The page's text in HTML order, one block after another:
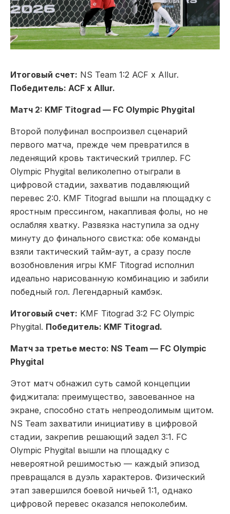
Итоговый счет: NS Team 1:2 ACF x Allur.
Победитель: ACF x Allur.
Матч 2: KMF Titograd — FC Olympic Phygital
Второй полуфинал воспроизвел сценарий
первого матча, прежде чем превратился в
леденящий кровь тактический триллер. FC
Olympic Phygital великолепно отыграли в
цифровой стадии, захватив подавляющий
перевес 2:0. KMF Titograd вышли на площадку с
яростным прессингом, накапливая фолы, но не
ослабляя хватку. Развязка наступила за одну
минуту до финального свистка: обе команды
взяли тактический тайм-аут, а сразу после
возобновления игры KMF Titograd исполнил
идеально нарисованную комбинацию и забили
победный гол. Легендарный камбэк.
Итоговый счет: KMF Titograd 3:2 FC Olympic
Phygital. Победитель: KMF Titograd.
Матч за третье место: NS Team — FC Olympic
Phygital
Этот матч обнажил суть самой концепции
фиджитала: преимущество, завоеванное на
экране, способно стать непреодолимым щитом.
NS Team захватили инициативу в цифровой
стадии, закрепив решающий задел 3:1. FC
Olympic Phygital вышли на площадку с
невероятной решимостью — каждый эпизод
превращался в дуэль характеров. Физический
этап завершился боевой ничьей 1:1, однако
цифровой перевес оказался непоколебим.